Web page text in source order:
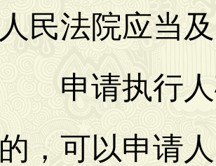
人民法院应当
申请执行人
的，可以申请